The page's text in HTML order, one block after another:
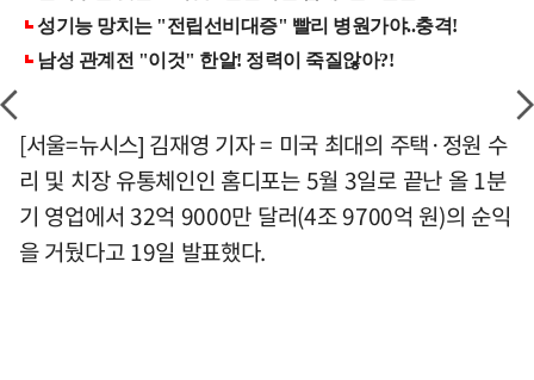
[서울=뉴시스] 김재영 기자 = 미국 최대의 주택·정원 수
리 및 치장 유통체인인 홈디포는 5월 3일로 끝난 올 1분
기 영업에서 32억 9000만 달러(4조 9700억 원)의 순익
을 거뒀다고 19일 발표했다.